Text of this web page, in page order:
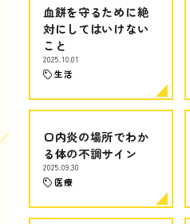
血餅を守るために絶
対にしてはいけない
こと
2025.10.01
生活
口内炎の場所でわか
る体の不調サイン
2025.09.30
医療